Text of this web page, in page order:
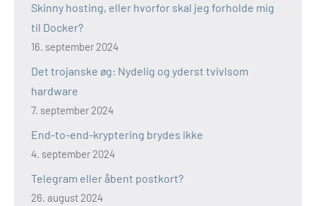
Skinny hosting, eller hvorfor skal jeg forholde mig
til Docker?
16. september 2024
Det trojanske øg: Nydelig og yderst tvivlsom
hardware
7. september 2024
End-to-end-kryptering brydes ikke
4. september 2024
Telegram eller åbent postkort?
26. august 2024